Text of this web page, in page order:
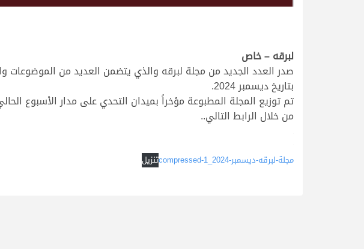
لبرقه – خاص
صدر العدد الجديد من مجلة لبرقه والذي يتضمن العديد من الموضوعات
بتاريخ ديسمبر 2024.
من خلال الرابط التالي..
مجلة-لبرقه-ديسمبر-2024_compressed-1 تنزيل